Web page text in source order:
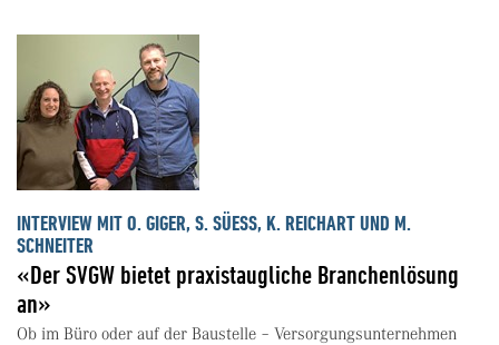
INTERVIEW MIT O. GIGER, S. SÜESS, K. REICHART UND M.
SCHNEITER
«Der SVGW bietet praxistaugliche Branchenlösung
an»
Ob im Büro oder auf der Baustelle – Versorgungsunternehmen